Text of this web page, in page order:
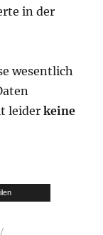
in der
wesentlich
leiderkeine